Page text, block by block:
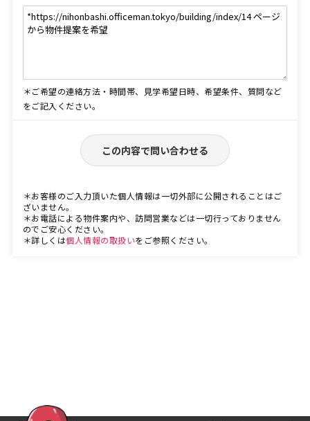
＊ご希望の連絡方法・時間帯、見学希望日時、希望条件、質問など
をご記入ください。
この内容で問い合わせる
＊お客様のご入力頂いた個人情報は一切外部に公開されることはご
ざいません。
＊お電話による物件案内や、訪問営業などは一切行っておりません
のでご安心ください。
＊詳しくは個人情報の取扱いをご参照ください。